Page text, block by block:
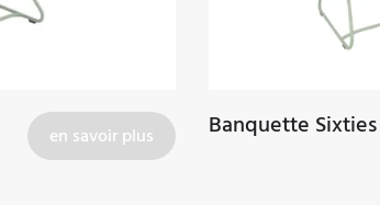
en savoir plus Banquette Sixties